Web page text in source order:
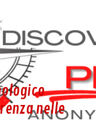
nelle